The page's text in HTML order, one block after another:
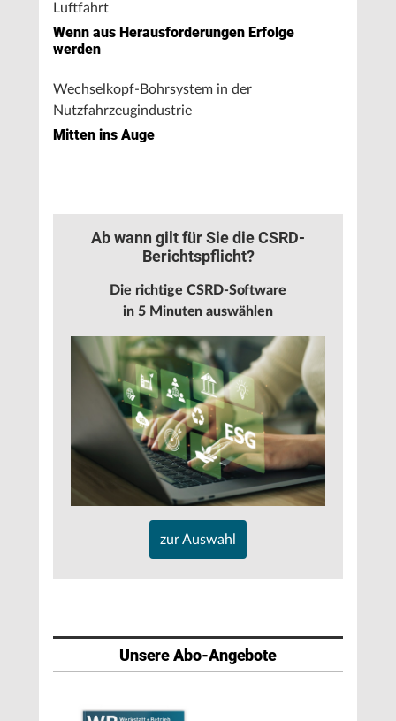
Luftfahrt
Wenn aus Herausforderungen Erfolge
werden
Wechselkopf-Bohrsystem in der
Nutzfahrzeugindustrie
Mitten ins Auge
Ab wann gilt für Sie die CSRD-
Berichtspflicht?
Die richtige CSRD-Software
in 5 Minuten auswählen
zur Auswahl
Unsere Abo-Angebote